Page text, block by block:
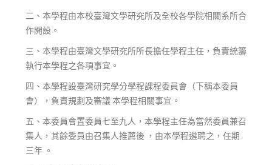
二、本學程由本校臺灣文學研究所及全校各學院相關系所合
作開設。
三、本學程由臺灣文學研究所所長擔任學程主任，負責統籌
執行本學程之各項事宜。
四、本學程設臺灣研究學分學程課程委員會（下稱本委員
會），負責規劃及審議 本學程相關事宜。
五、本委員會置委員七至九人，本學程主任為當然委員兼召
集人，其餘委員由召集人推薦後 ，由本學程遴聘之，任期
三年 。